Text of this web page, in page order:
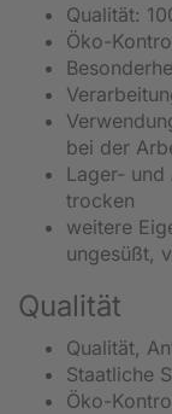
Qualität:
Öko-
bei der
Lager- und
trocken
weitere
ungesüßt,
Qualität
Qualität,
Staatliche
Öko-